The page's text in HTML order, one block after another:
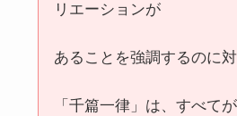
リエーションが
あることを強調するのに対
「千篇一律」は、すべて